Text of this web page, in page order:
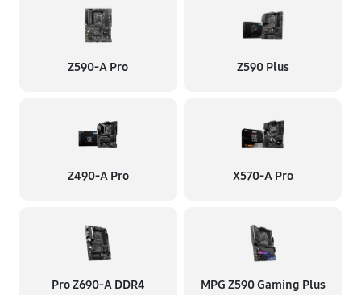
Z590-A Pro Z590 Plus
Z490-A Pro X570-A Pro
Pro Z690-A DDR4 MPG Z590 Gaming Plus